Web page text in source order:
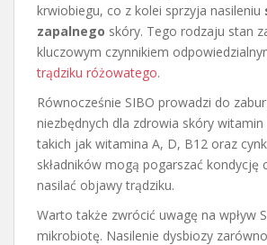
krwiobiegu, co z kolei sprzyja nasileniu
zapalnego skóry. Tego rodzaju stan
kluczowym czynnikiem
trądziku różowatego.
Równocześnie SIBO prowadzi do
niezbędnych dla zdrowia skóry witamin
takich jak witamina A, D, B12 oraz
składników mogą pogarszać kondycję
nasilać objawy trądziku.
Warto także zwrócić uwagę na wpływ
mikrobiotę. Nasilenie dysbiozy